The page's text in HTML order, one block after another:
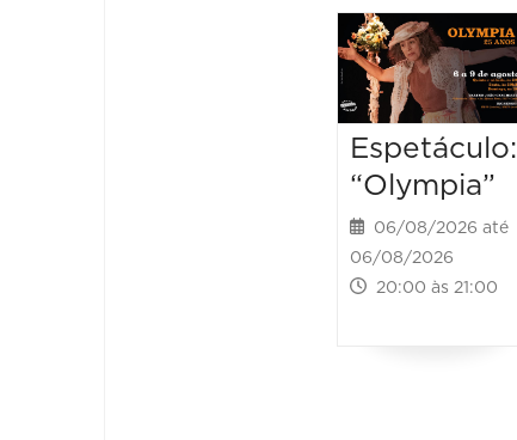
Espetáculo:
“Olympia”
06/08/2026 até
06/08/2026
20:00 às 21:00